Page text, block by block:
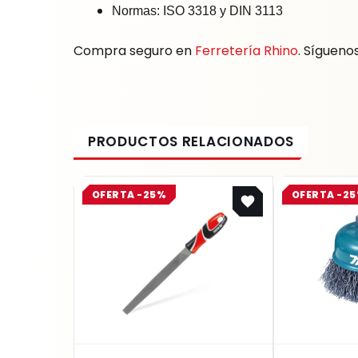
Normas: ISO 3318 y DIN 3113
Compra seguro en Ferretería Rhino.
OFERTA -25%
Original
price
$ 20.858.
Current
price
$ 15.644.
OFERTA -